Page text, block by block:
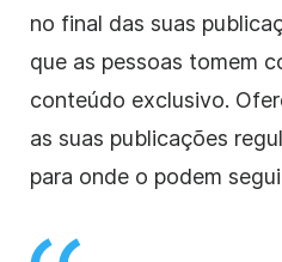
no final das suas
que as pessoas tomem
conteúdo exclusivo.
as suas publicações
para onde o podem